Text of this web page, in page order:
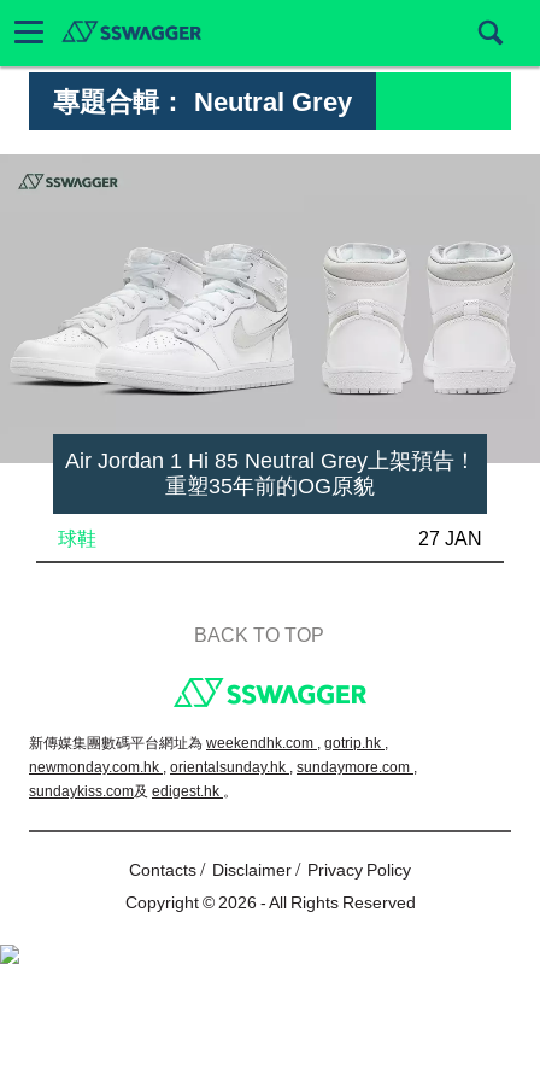
專題合輯： Neutral Grey
Air Jordan 1 Hi 85 Neutral Grey上架預告！
重塑35年前的OG原貌
球鞋 27 JAN
BACK TO TOP
新傳媒集團數碼平台網址為 weekendhk.com , gotrip.hk ,
newmonday.com.hk , orientalsunday.hk , sundaymore.com ,
sundaykiss.com及 edigest.hk 。
Contacts/ Disclaimer/ Privacy Policy
Copyright © 2026 - All Rights Reserved